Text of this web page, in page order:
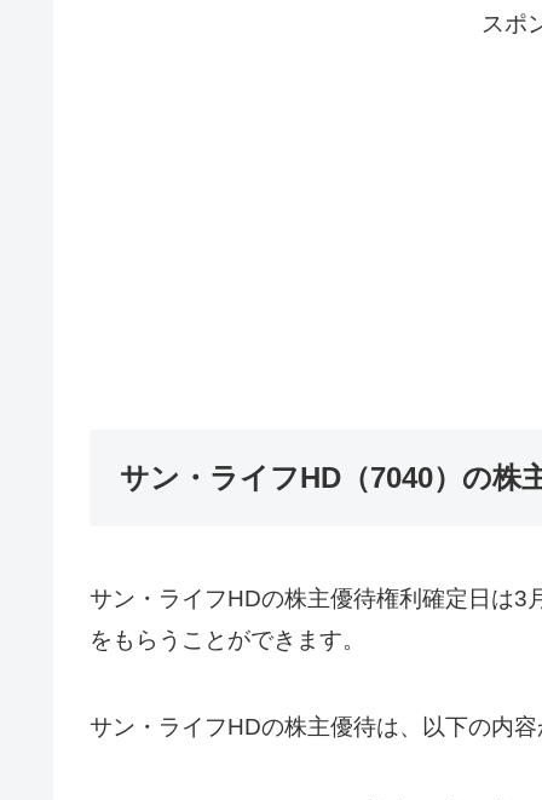
スポ
サン・ライフHD（7040）の株
サン・ライフHDの株主優待権利確定日は
をもらうことができます。
サン・ライフHDの株主優待は、以下の内